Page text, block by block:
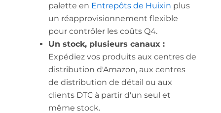
palette en Entrepôts de Huixin plus
un réapprovisionnement flexible
pour contrôler les coûts Q4.
Un stock, plusieurs canaux :
Expédiez vos produits aux centres de
distribution d'Amazon, aux centres
de distribution de détail ou aux
clients DTC à partir d'un seul et
même stock.